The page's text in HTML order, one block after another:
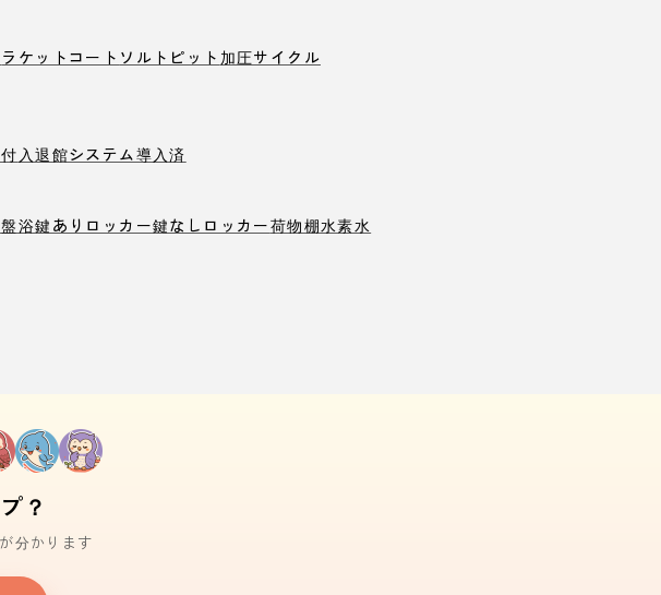
ラケットコート ソルトピット 加圧サイクル
入退館システム導入済
浴鍵ありロッカー鍵なしロッカー荷物棚水素水
？
分かります